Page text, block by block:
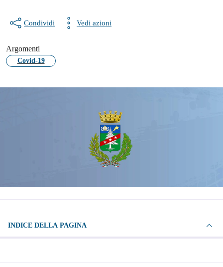
Condividi Vedi azioni
Argomenti
Covid-19
INDICE DELLA PAGINA